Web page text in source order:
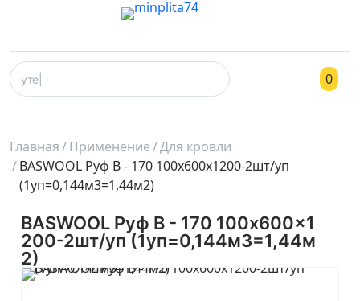
0
Главная Применение Для кровли
BASWOOL Руф В - 170 100x600x1200-2шт/уп
(1уп=0,144м3=1,44м2)
BASWOOL Руф В - 170 100x600x1
200-2шт/уп (1уп=0,144м3=1,44м
2)